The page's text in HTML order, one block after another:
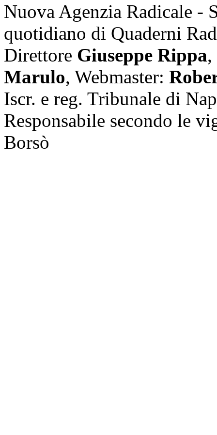
Nuova Agenzia Radicale -
quotidiano di Quaderni
Direttore Giuseppe Rippa,
Marulo, Webmaster:
Iscr. e reg. Tribunale di
Responsabile secondo le
Borsò